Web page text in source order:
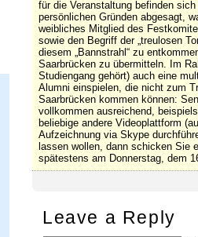
für die Veranstaltung befinden
persönlichen Gründen abgesagt,
weibliches Mitglied des
sowie den Begriff der „treulosen
diesem „Bannstrahl“ zu
Saarbrücken zu übermitteln. Im
Studiengang gehört) auch eine
Alumni einspielen, die nicht zum
Saarbrücken kommen können:
vollkommen ausreichend,
beliebige andere Videoplattform
Aufzeichnung via Skype
lassen wollen, dann schicken Sie
spätestens am Donnerstag, dem
Leave a Reply